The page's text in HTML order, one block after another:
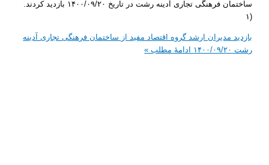
ساختمان فرهنگی تجاری آدینه رشت در تاریخ ۱۴۰۰/۰۹/۲۰ بازدید کردند.
مدیران ارشد گروه اقتصاد مفید از ساختمان فرهنگی تجاری آدینه
ادامۀ مطلب »